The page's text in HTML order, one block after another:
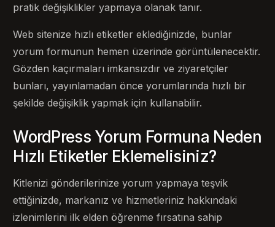
pratik değişiklikler yapmaya olanak tanır.
Web sitenize hızlı etiketler eklediğinizde, bunlar
yorum formunun hemen üzerinde görüntülenecektir.
Gözden kaçırmaları imkansızdır ve ziyaretçiler
bunları, yayınlamadan önce yorumlarında hızlı bir
şekilde değişiklik yapmak için kullanabilir.
WordPress Yorum Formuna Neden
Hızlı Etiketler Eklemelisiniz?
Kitlenizi gönderilerinize yorum yapmaya teşvik
ettiğinizde, markanız ve hizmetleriniz hakkındaki
izlenimlerini ilk elden öğrenme fırsatına sahip